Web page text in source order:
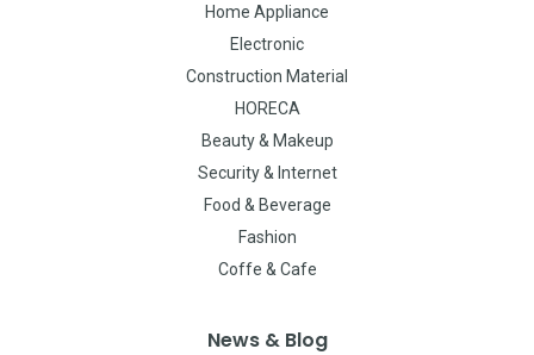
Home Appliance
Electronic
Construction Material
HORECA
Beauty & Makeup
Security & Internet
Food & Beverage
Fashion
Coffe & Cafe
News & Blog